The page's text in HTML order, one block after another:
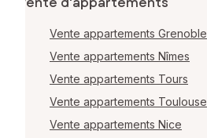
Vente appartements Grenoble
Vente appartements Nîmes
Vente appartements Tours
Vente appartements Toulouse
Vente appartements Nice